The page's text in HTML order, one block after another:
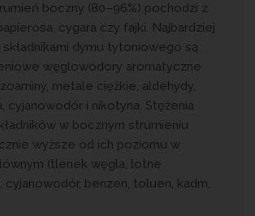
boczny (80–96%) pochodzi z
cygara czy fajki. Najbardziej
dymu tytoniowego są
węglowodory aromatyczne
metale ciężkie, aldehydy,
cyjanowodór i nikotyna. Stężenia
w bocznym strumieniu
wyższe od ich poziomu w
(tlenek węgla, lotne
cyjanowodór, benzen, toluen, kadm,